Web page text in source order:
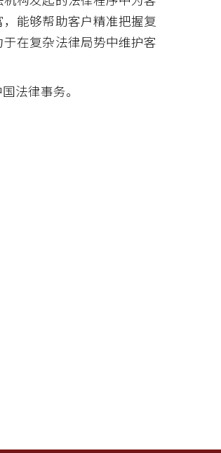
能够帮助客户精准把握复
在复杂法律局势中维护客
法律事务。